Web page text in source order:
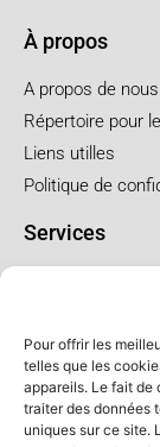
Pour offrir les
telles que les
appareils. Le fait de
traiter des données
uniques sur ce site.
À propos
A propos de nous
Répertoire pour
Liens utilles
Politique de
Services
Funérailles au
Forfaits et prix
Forfait crémation